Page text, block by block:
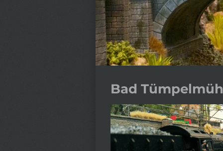
Bad